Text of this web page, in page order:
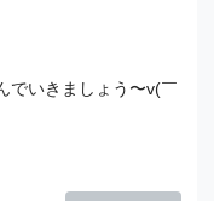
でいきましょう〜v(￣